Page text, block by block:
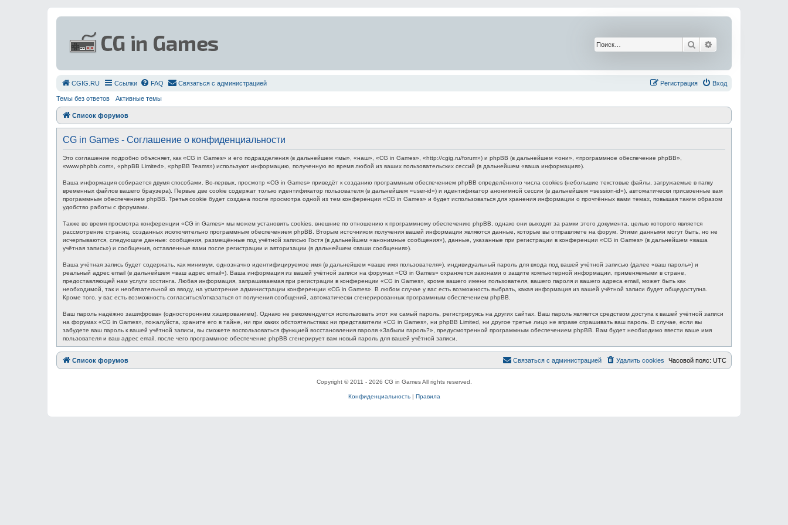
Поиск
СGIG.RU Ссылки FAQ Связаться с администрацией Вход
Регистрация
Темы без ответов Активные темы
Список форумов
CG in Games - Соглашение о конфиденциальности
Это соглашение подробно объясняет, как «CG in Games» и его подразделения (в дальнейшем «мы», «наш», «CG in Games», «http://cgig.ru/forum») и phpBB (в дальнейшем «они», «программное обеспечение phpBB»,
«www.phpbb.com», «phpBB Limited», «phpBB Teams») используют информацию, полученную во время любой из ваших пользовательских сессий (в дальнейшем «ваша информация»).
Ваша информация собирается двумя способами. Во-первых, просмотр «CG in Games» приведёт к созданию программным обеспечением phpBB определённого числа cookies (небольшие текстовые файлы, загружаемые в папку
временных файлов вашего браузера). Первые две cookie содержат только идентификатор пользователя (в дальнейшем «user-id») и идентификатор анонимной сессии (в дальнейшем «session-id»), автоматически присвоенные вам
программным обеспечением phpBB. Третья cookie будет создана после просмотра одной из тем конференции «CG in Games» и будет использоваться для хранения информации о прочтённых вами темах, повышая таким образом
удобство работы с форумами.
Также во время просмотра конференции «CG in Games» мы можем установить cookies, внешние по отношению к программному обеспечению phpBB, однако они выходят за рамки этого документа, целью которого является
рассмотрение страниц, созданных исключительно программным обеспечением phpBB. Вторым источником получения вашей информации являются данные, которые вы отправляете на форум. Этими данными могут быть, но не
исчерпываются, следующие данные: сообщения, размещённые под учётной записью Гостя (в дальнейшем «анонимные сообщения»), данные, указанные при регистрации в конференции «CG in Games» (в дальнейшем «ваша
учётная запись») и сообщения, оставленные вами после регистрации и авторизации (в дальнейшем «ваши сообщения»).
Ваша учётная запись будет содержать, как минимум, однозначно идентифицируемое имя (в дальнейшем «ваше имя пользователя»), индивидуальный пароль для входа под вашей учётной записью (далее «ваш пароль») и
реальный адрес email (в дальнейшем «ваш адрес email»). Ваша информация из вашей учётной записи на форумах «CG in Games» охраняется законами о защите компьютерной информации, применяемыми в стране,
предоставляющей нам услуги хостинга. Любая информация, запрашиваемая при регистрации в конференции «CG in Games», кроме вашего имени пользователя, вашего пароля и вашего адреса email, может быть как
необходимой, так и необязательной ко вводу, на усмотрение администрации конференции «CG in Games». В любом случае у вас есть возможность выбрать, какая информация из вашей учётной записи будет общедоступна.
Кроме того, у вас есть возможность согласиться/отказаться от получения сообщений, автоматически сгенерированных программным обеспечением phpBB.
Ваш пароль надёжно зашифрован (односторонним хэшированием). Однако не рекомендуется использовать этот же самый пароль, регистрируясь на других сайтах. Ваш пароль является средством доступа к вашей учётной записи
на форумах «CG in Games», пожалуйста, храните его в тайне, ни при каких обстоятельствах ни представители «CG in Games», ни phpBB Limited, ни другое третье лицо не вправе спрашивать ваш пароль. В случае, если вы
забудете ваш пароль к вашей учётной записи, вы сможете воспользоваться функцией восстановления пароля «Забыли пароль?», предусмотренной программным обеспечением phpBB. Вам будет необходимо ввести ваше имя
пользователя и ваш адрес email, после чего программное обеспечение phpBB сгенерирует вам новый пароль для вашей учётной записи.
Список форумов Часовой пояс: UTC
Удалить cookies
Связаться с администрацией
Copyright © 2011 - 2026 CG in Games All rights reserved.
Конфиденциальность| Правила